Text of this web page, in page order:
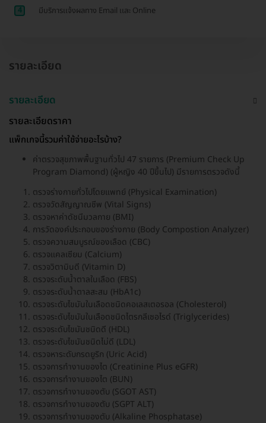
4 มีบริการเเจ้งผลทาง Email เเละ Online
รายละเอียด
รายละเอียด
รายละเอียดราคา
แพ็กเกจนี้รวมค่าใช้จ่ายอะไรบ้าง?
ค่าตรวจสุขภาพพื้นฐานทั่วไป 47 รายการ (Premium Check Up
Program Diamond) (ผู้หญิง 40 ปีขึ้นไป) มีรายการตรวจดังนี้
ตรวจร่างกายทั่วไปโดยแพทย์ (Physical Examination)
ตรวจวัดสัญญาณชีพ (Vital Signs)
ตรวจหาค่าดัชนีมวลกาย (BMI)
การวัดองค์ประกอบของร่างกาย (Body Compostion Analyzer)
ตรวจความสมบูรณ์ของเลือด (CBC)
ตรวจแคลเซียม (Calcium)
ตรวจวิตามินดี (Vitamin D)
ตรวจระดับน้ำตาลในเลือด (FBS)
ตรวจระดับน้ำตาลสะสม (HbA1c)
ตรวจระดับไขมันในเลือดชนิดคอเลสเตอรอล (Cholesterol)
ตรวจระดับไขมันในเลือดชนิดไตรกลีเซอไรด์ (Triglycerides)
ตรวจระดับไขมันชนิดดี (HDL)
ตรวจระดับไขมันชนิดไม่ดี (LDL)
ตรวจหาระดับกรดยูริก (Uric Acid)
ตรวจการทำงานของไต (Creatinine Plus eGFR)
ตรวจการทำงานของไต (BUN)
ตรวจการทำงานของตับ (SGOT AST)
ตรวจการทำงานของตับ (SGPT ALT)
ตรวจการทำงานของตับ (Alkaline Phosphatase)